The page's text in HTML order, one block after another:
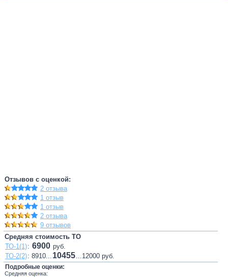
Отзывов с оценкой:
2 отзыва
1 отзыв
1 отзыв
2 отзыва
9 отзывов
Средняя стоимость ТО
ТО-1(1): 6900 руб.
ТО-2(2): 8910... 10455...12000 руб.
Подробные оценки:
Средняя оценка: